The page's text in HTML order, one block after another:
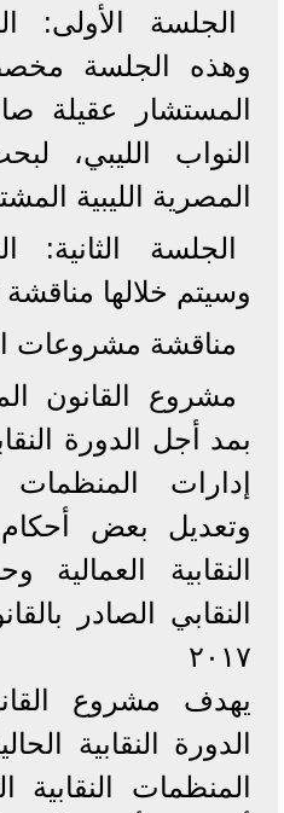
وهذه الجلسة
المستشار عقيلة
النواب الليبي،
المصرية الليبية
وسيتم خلالها مناقشة
مناقشة مشروعات
مشروع القانون
بمد أجل الدورة
إدارات المنظمات
وتعديل بعض
النقابية
٢٠١٧
يهدف مشروع
الدورة النقابية
المنظمات النقابية